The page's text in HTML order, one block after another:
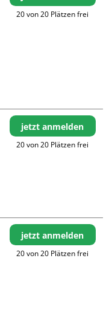
20 von 20 Plätzen frei
jetzt anmelden
20 von 20 Plätzen frei
jetzt anmelden
20 von 20 Plätzen frei